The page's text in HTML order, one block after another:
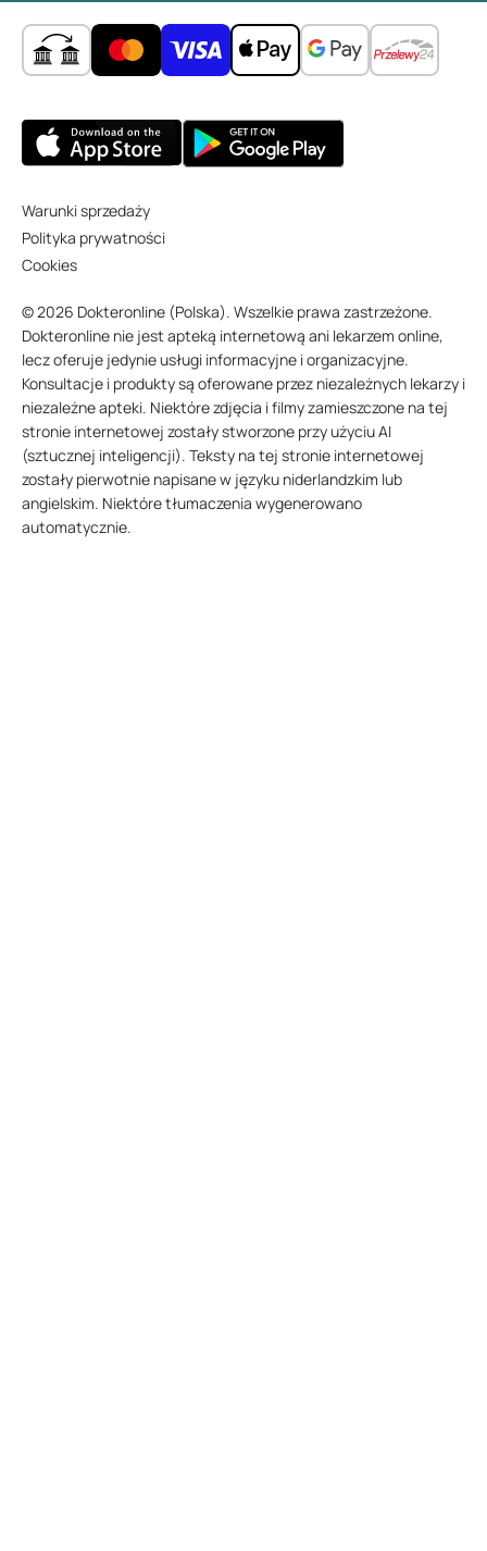
Warunki sprzedaży
Polityka prywatności
Cookies
© 2026 Dokteronline (Polska). Wszelkie prawa zastrzeżone.
Dokteronline nie jest apteką internetową ani lekarzem online,
lecz oferuje jedynie usługi informacyjne i organizacyjne.
Konsultacje i produkty są oferowane przez niezależnych lekarzy i
niezależne apteki. Niektóre zdjęcia i filmy zamieszczone na tej
stronie internetowej zostały stworzone przy użyciu AI
(sztucznej inteligencji). Teksty na tej stronie internetowej
zostały pierwotnie napisane w języku niderlandzkim lub
angielskim. Niektóre tłumaczenia wygenerowano
automatycznie.